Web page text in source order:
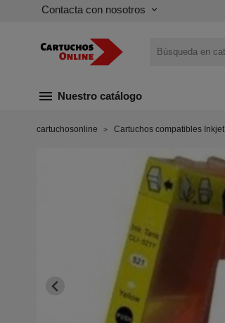
Contacta con nosotros keyboard_arrow_down
menu Nuestro catálogo
cartuchosonline Cartuchos compatibles Inkjet